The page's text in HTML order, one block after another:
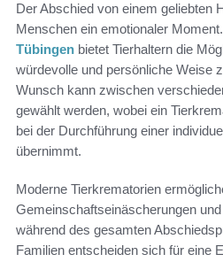
Der Abschied von einem geliebten
Menschen ein emotionaler
Tübingen bietet Tierhaltern die
würdevolle und persönliche Weise
Wunsch kann zwischen
gewählt werden, wobei ein
bei der Durchführung einer
übernimmt.
Moderne Tierkrematorien
Gemeinschaftseinäscherungen
während des gesamten
Familien entscheiden sich für eine